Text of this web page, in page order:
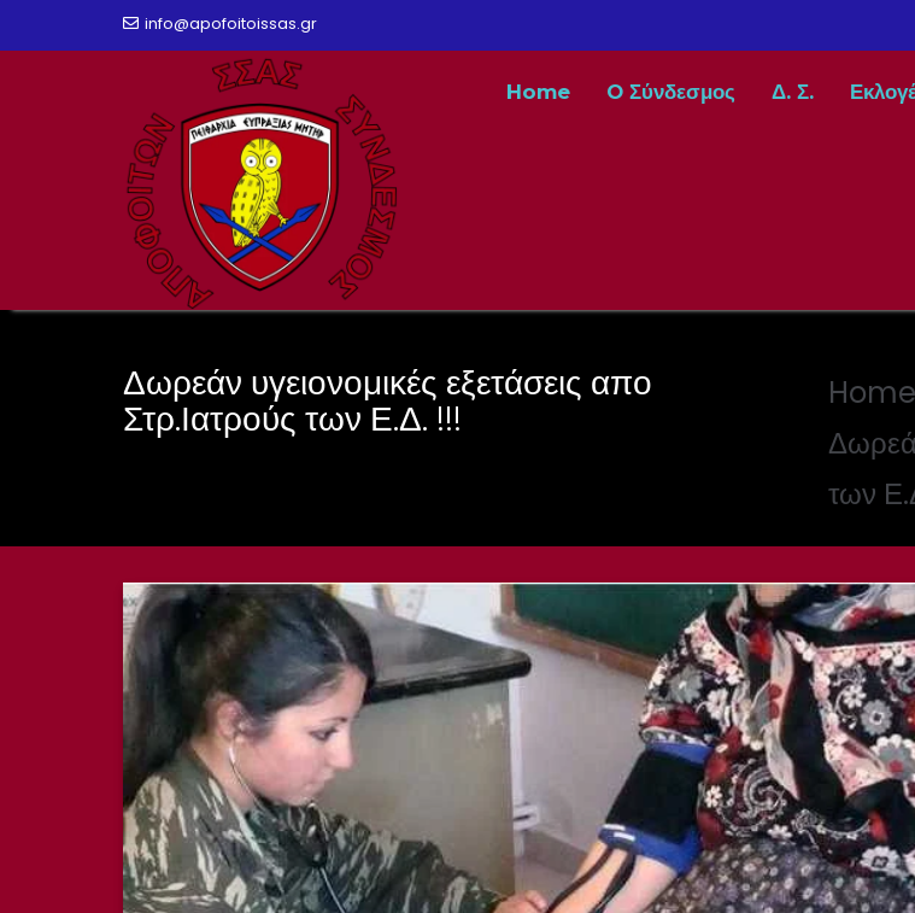
info@apofoitoissas.gr
Home O Σύνδεσμος Δ. Σ.
Δωρεάν υγειονομικές εξετάσεις απο
Στρ.Ιατρούς των Ε.Δ. !!!
Home
των